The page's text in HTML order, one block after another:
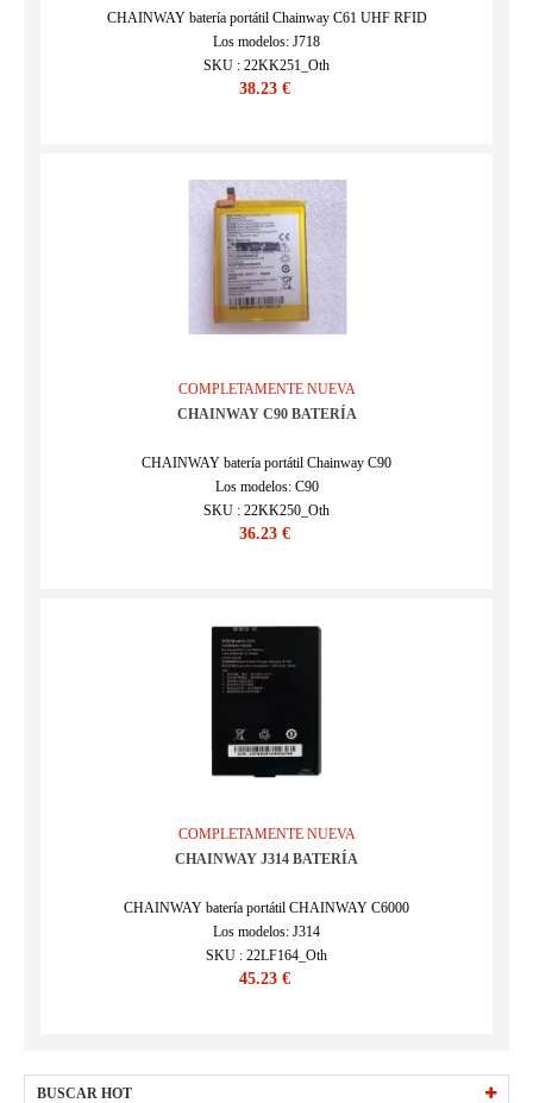
CHAINWAY batería portátil Chainway C61 UHF RFID
Los modelos: J718
SKU : 22KK251_Oth
38.23 €
COMPLETAMENTE NUEVA
CHAINWAY C90 BATERÍA
CHAINWAY batería portátil Chainway C90
Los modelos: C90
SKU : 22KK250_Oth
36.23 €
COMPLETAMENTE NUEVA
CHAINWAY J314 BATERÍA
CHAINWAY batería portátil CHAINWAY C6000
Los modelos: J314
SKU : 22LF164_Oth
45.23 €
BUSCAR HOT